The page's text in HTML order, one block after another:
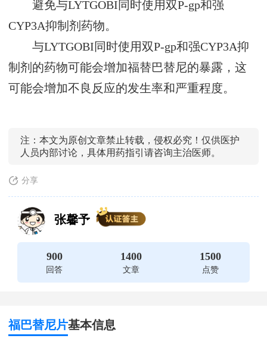
避免与LYTGOBI同时使用双P-gp和强
CYP3A抑制剂药物。
与LYTGOBI同时使用双P-gp和强CYP3A抑
制剂的药物可能会增加福替巴替尼的暴露，这
可能会增加不良反应的发生率和严重程度。
注：本文为原创文章禁止转载，侵权必究！仅供医护
人员内部讨论，具体用药指引请咨询主治医师。
分享
张馨予
900
回答
1400
文章
1500
点赞
福巴替尼片基本信息